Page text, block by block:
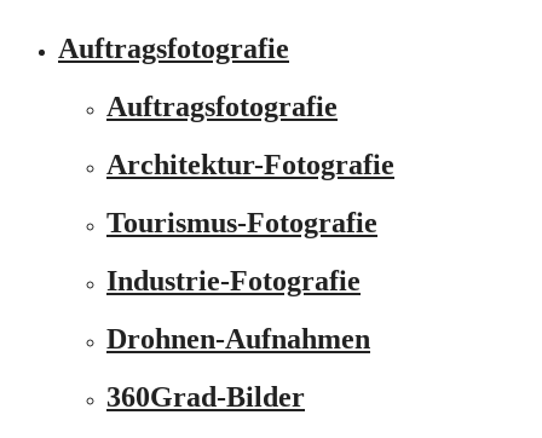
Auftragsfotografie
Auftragsfotografie
Architektur-Fotografie
Tourismus-Fotografie
Industrie-Fotografie
Drohnen-Aufnahmen
360Grad-Bilder